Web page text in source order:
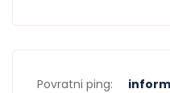
Povratni ping: